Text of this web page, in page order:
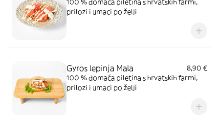
100 % domaća piletina s hrvatskih farmi,
prilozi i umaci po želji
Gyros lepinja Mala
8,90 €
100 % domaća piletina s hrvatskih farmi,
prilozi i umaci po želji